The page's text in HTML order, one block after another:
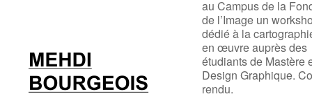
au Campus de la
de l’Image un
dédié à la
en œuvre auprès des
étudiants de Mastère
Design Graphique.
rendu.